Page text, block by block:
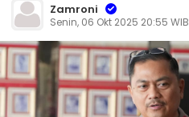
Zamroni
Senin, 06 Okt 2025 20:55 WIB